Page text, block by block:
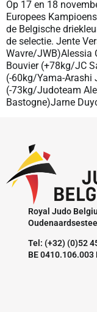
Op 17 en 18
Europees
de Belgische
de selectie. Jente
Wavre/JWB)Alessia
Bouvier (+78kg/JC
(-60kg/Yama-Arashi
(-73kg/Judoteam
Bastogne)Jarne
Royal Judo
Tel: (+32) (0)52
BE